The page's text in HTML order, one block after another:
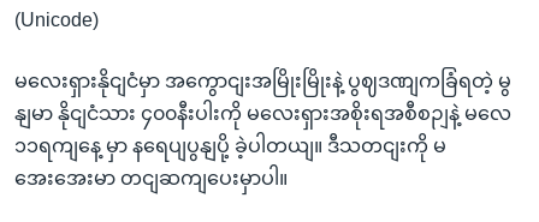
(Unicode)
မလေးရှားနိုငျငံမှာ အကွောငျးအမြိုးမြိုးနဲ့ ပွဈဒဏျကခြံရတဲ့ မွ
နျမာ နိုငျငံသား ၄၀၀နီးပါးကို မလေးရှားအစိုးရအစီစဉျနဲ့ မလေ
၁၁ရကျနေ့ မှာ နရေပျပွနျပို့ ခဲ့ပါတယျ။ ဒီသတငျးကို မ
အေးအေးမာ တငျဆကျပေးမှာပါ။